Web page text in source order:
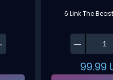
6 Link The
99.99